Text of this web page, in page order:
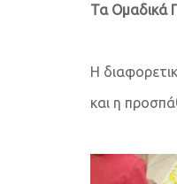
Τα Ομαδικά
Η
και η